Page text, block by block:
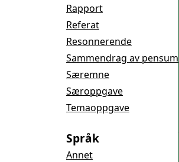
Rapport
Referat
Resonnerende
Sammendrag av pensum
Særemne
Særoppgave
Temaoppgave
Språk
Annet